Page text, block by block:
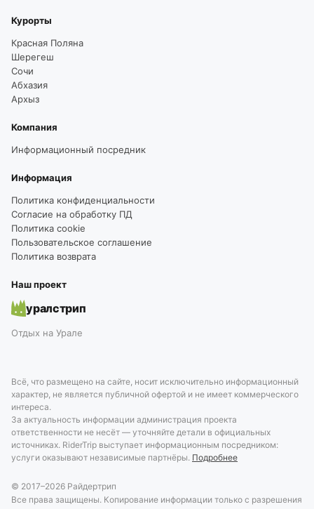
Курорты
Красная Поляна
Шерегеш
Сочи
Абхазия
Архыз
Компания
Информационный посредник
Информация
Политика конфиденциальности
Согласие на обработку ПД
Политика cookie
Пользовательское соглашение
Политика возврата
Наш проект
уралстрип
Отдых на Урале
Всё, что размещено на сайте, носит исключительно информационный
характер, не является публичной офертой и не имеет коммерческого
интереса.
За актуальность информации администрация проекта
ответственности не несёт — уточняйте детали в официальных
источниках. RiderTrip выступает информационным посредником:
услуги оказывают независимые партнёры. Подробнее
© 2017–2026 Райдертрип
Все права защищены. Копирование информации только с разрешения